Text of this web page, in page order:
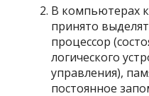
В компьютерах
принято
процессор
логического
управления),
постоянное